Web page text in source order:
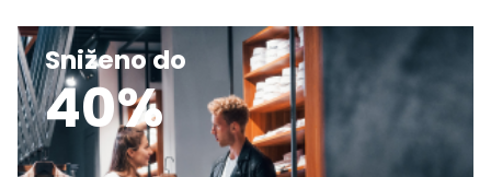
Sniženo do
40%